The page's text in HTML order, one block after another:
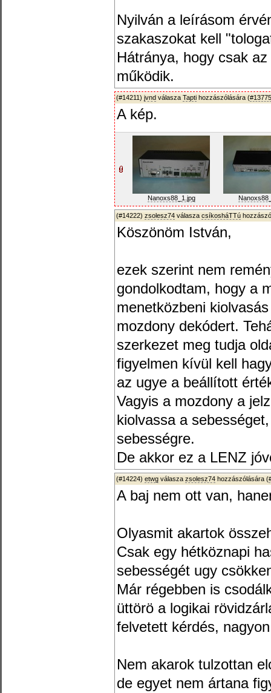
Nyilván a leírásom
szakaszokat kell
Hátránya, hogy csak
működik.
(#14211) jvnd válasza Tapti hozzászólására (#13775
A kép.
Nanoxs88_1.jpg
(#14222) zsolesz74 válasza csíkosháTTú
Köszönöm István,
ezek szerint nem
gondolkodtam, hogy a
menetközbeni
mozdony dekódert.
szerkezet meg tudja
figyelmen kívül kell
az ugye a beállított
Vagyis a mozdony a
kiolvassa a
sebességre.
De akkor ez a LENZ
(#14224) etwg válasza zsolesz74 hozzászólására (
A baj nem ott van,
Olyasmit akartok
Csak egy hétköznapi
sebességét ugy
Már régebben is
üttörö a logikai
felvetett kérdés,
Nem akarok tulzottan
de egyet nem ártana